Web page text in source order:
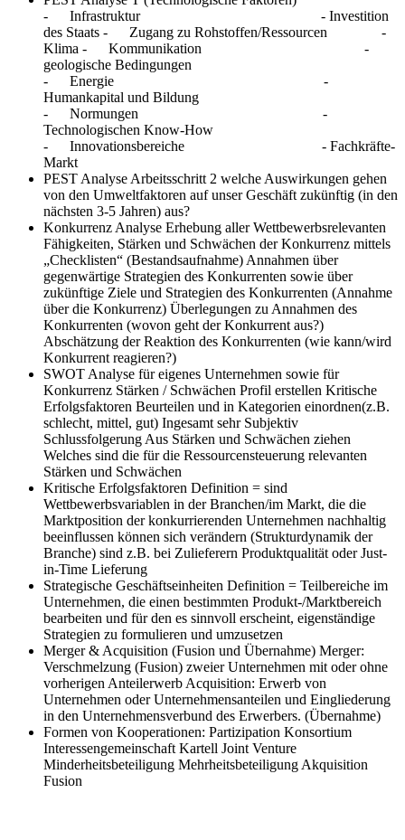
- Infrastruktur - Investition
des Staats - Zugang zu Rohstoffen/Ressourcen -
Klima - Kommunikation -
geologische Bedingungen
- Energie -
Humankapital und Bildung
- Normungen -
Technologischen Know-How
- Innovationsbereiche - Fachkräfte-
Markt
PEST Analyse Arbeitsschritt 2 welche Auswirkungen gehen
von den Umweltfaktoren auf unser Geschäft zukünftig (in den
nächsten 3-5 Jahren) aus?
Konkurrenz Analyse Erhebung aller Wettbewerbsrelevanten
Fähigkeiten, Stärken und Schwächen der Konkurrenz mittels
„Checklisten“ (Bestandsaufnahme) Annahmen über
gegenwärtige Strategien des Konkurrenten sowie über
zukünftige Ziele und Strategien des Konkurrenten (Annahme
über die Konkurrenz) Überlegungen zu Annahmen des
Konkurrenten (wovon geht der Konkurrent aus?)
Abschätzung der Reaktion des Konkurrenten (wie kann/wird
Konkurrent reagieren?)
SWOT Analyse für eigenes Unternehmen sowie für
Konkurrenz Stärken / Schwächen Profil erstellen Kritische
Erfolgsfaktoren Beurteilen und in Kategorien einordnen(z.B.
schlecht, mittel, gut) Ingesamt sehr Subjektiv
Schlussfolgerung Aus Stärken und Schwächen ziehen
Welches sind die für die Ressourcensteuerung relevanten
Stärken und Schwächen
Kritische Erfolgsfaktoren Definition = sind
Wettbewerbsvariablen in der Branchen/im Markt, die die
Marktposition der konkurrierenden Unternehmen nachhaltig
beeinflussen können sich verändern (Strukturdynamik der
Branche) sind z.B. bei Zulieferern Produktqualität oder Just-
in-Time Lieferung
Strategische Geschäftseinheiten Definition = Teilbereiche im
Unternehmen, die einen bestimmten Produkt-/Marktbereich
bearbeiten und für den es sinnvoll erscheint, eigenständige
Strategien zu formulieren und umzusetzen
Merger & Acquisition (Fusion und Übernahme) Merger:
Verschmelzung (Fusion) zweier Unternehmen mit oder ohne
vorherigen Anteilerwerb Acquisition: Erwerb von
Unternehmen oder Unternehmensanteilen und Eingliederung
in den Unternehmensverbund des Erwerbers. (Übernahme)
Formen von Kooperationen: Partizipation Konsortium
Interessengemeinschaft Kartell Joint Venture
Minderheitsbeteiligung Mehrheitsbeteiligung Akquisition
Fusion